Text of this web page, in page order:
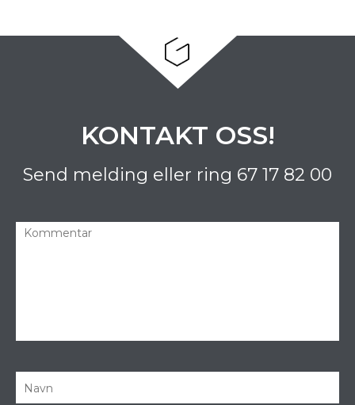
KONTAKT OSS!
Send melding eller ring 67 17 82 00